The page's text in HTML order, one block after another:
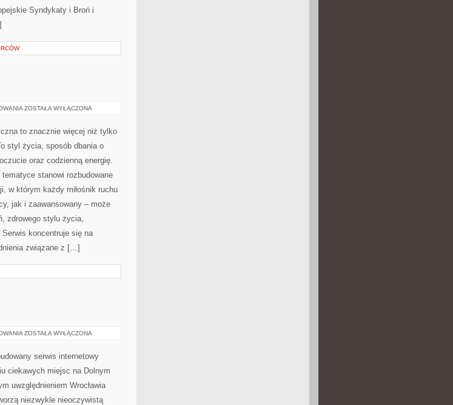
Syndykaty i Broń i
AEROBIK
GRUPOWY
ZOSTAŁA WYŁĄCZONA
to znacznie więcej niż tylko
styl życia, sposób dbania o
oraz codzienną energię.
stanowi rozbudowane
w którym każdy miłośnik ruchu
jak i zaawansowany – może
zdrowego stylu życia,
Serwis koncentruje się na
związane z […]
BOLESŁAWIEC
ZOSTAŁA WYŁĄCZONA
serwis internetowy
ciekawych miejsc na Dolnym
uwzględnieniem Wrocławia
niezwykle nieoczywistą